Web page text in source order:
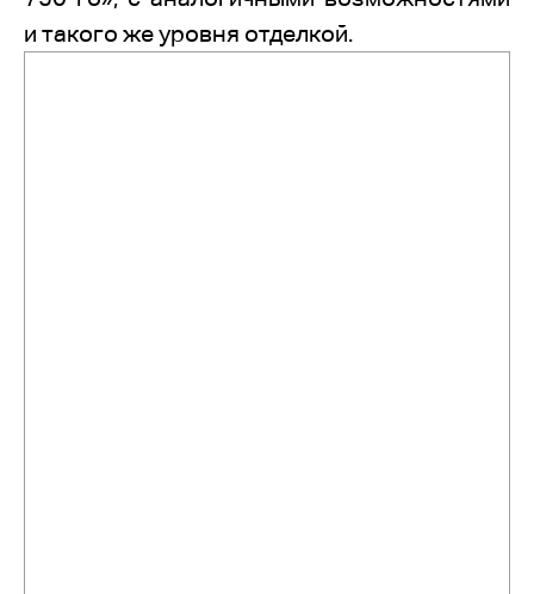
и такого же уровня отделкой.